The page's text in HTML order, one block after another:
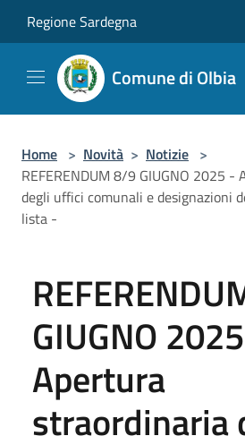
Regione Sardegna
Comune di Olbia
Home > Novità > Notizie >
REFERENDUM 8/9 GIUGNO 2025
degli uffici comunali e designazioni
lista -
GIUGNO
Apertura
straordinaria